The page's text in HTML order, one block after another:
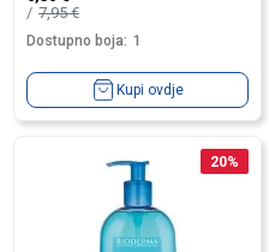
7,95€
Dostupno boja: 1
Kupi ovdje
20%